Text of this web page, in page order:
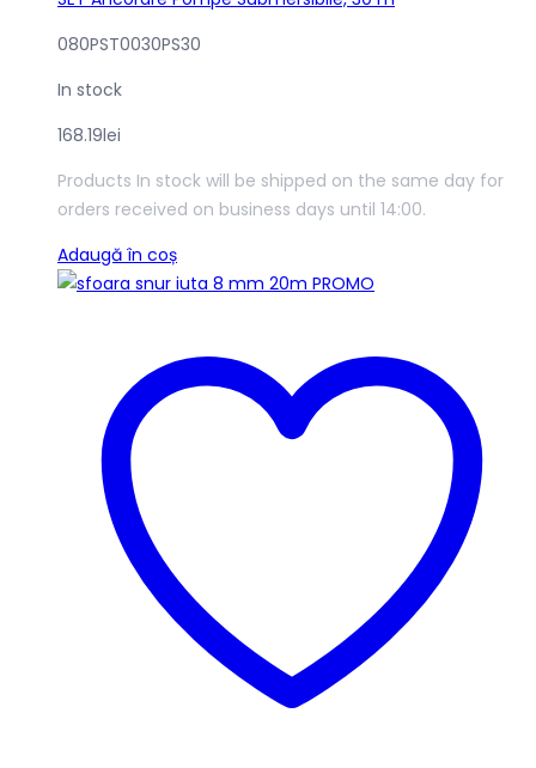
080PST0030PS30
In stock
168.19lei
Products In stock will be shipped on the same day for
orders received on business days until 14:00.
Adaugă în coș